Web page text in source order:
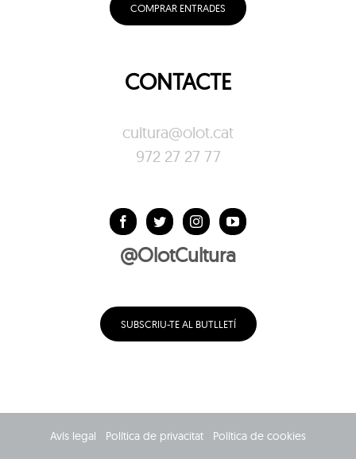
COMPRAR ENTRADES
CONTACTE
cultura@olot.cat
972 27 27 77
@OlotCultura
SUBSCRIU-TE AL BUTLLETÍ
Avís legal Política de privacitat Política de cookies